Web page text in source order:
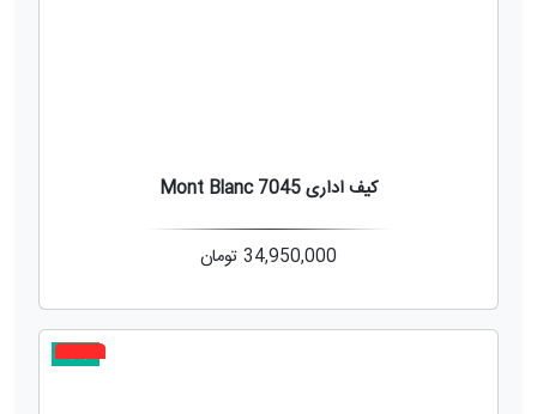
کیف اداری Mont Blanc 7045
34,950,000 تومان
جدید